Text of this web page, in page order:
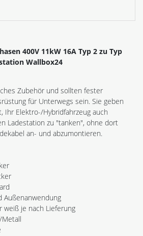
400V 11kW 16A Typ 2 zu Typ
Wallbox24
Zubehör und sollten fester
für Unterwegs sein. Sie geben
Ihr Elektro-/Hybridfahrzeug auch
Ladestation zu "tanken", ohne dort
an- und abzumontieren.
Außenanwendung
weiß je nach Lieferung